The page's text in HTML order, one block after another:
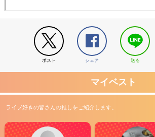
ポスト シェア 送る
マイベスト
ライブ好きの皆さんの推しをご紹介します。